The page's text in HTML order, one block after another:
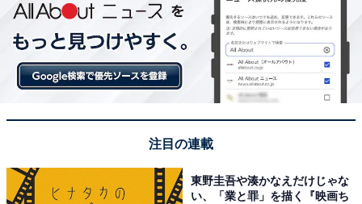
注目の連載
東野圭吾や湊かなえだけじゃな
い、「業と罪」を描く『映画ち